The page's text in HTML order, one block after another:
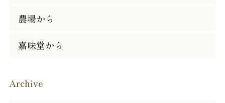
農場から
嘉味堂から
Archive